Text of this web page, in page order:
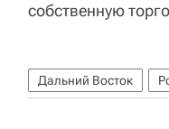
собственную
Дальний Восток